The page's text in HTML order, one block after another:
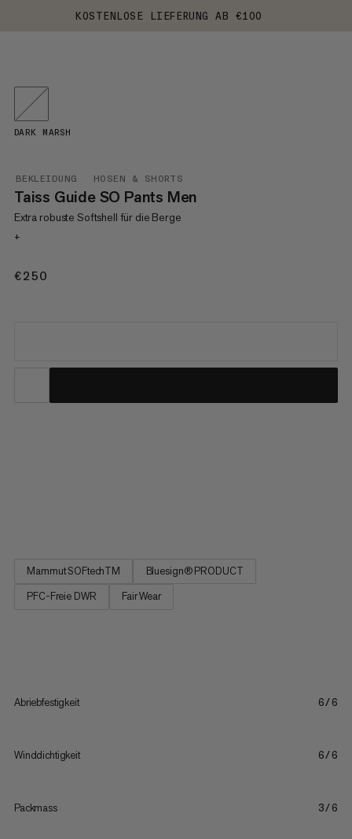
KOSTENLOSE LIEFERUNG AB €100
BEKLEIDUNG HOSEN & SHORTS
Taiss Guide SO Pants Men
Extra robuste Softshell für die Berge
+
€250
DARK MARSH
Mammut SOFtechTM
Bluesign® PRODUCT
PFC-Freie DWR
Fair Wear
Abriebfestigkeit 6/6
Winddichtigkeit 6/6
Packmass 3/6